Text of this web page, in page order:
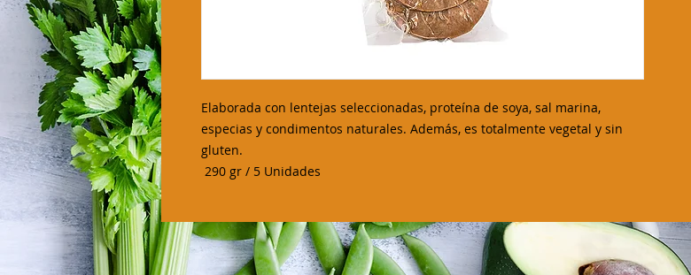
Elaborada con lentejas seleccionadas, proteína de soya, sal marina,
especias y condimentos naturales. Además, es totalmente vegetal y sin
gluten.
290 gr / 5 Unidades